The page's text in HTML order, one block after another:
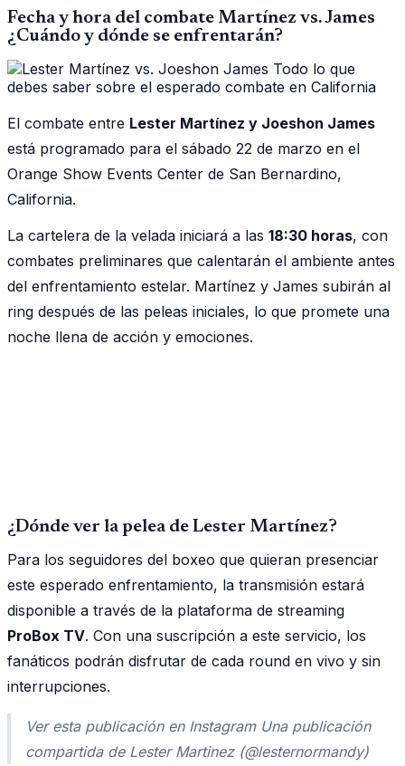
Fecha y hora del combate Martínez vs. James
¿Cuándo y dónde se enfrentarán?
El combate entre Lester Martínez y Joeshon James
está programado para el sábado 22 de marzo en el
Orange Show Events Center de San Bernardino,
California.
La cartelera de la velada iniciará a las 18:30 horas, con
combates preliminares que calentarán el ambiente antes
del enfrentamiento estelar. Martínez y James subirán al
ring después de las peleas iniciales, lo que promete una
noche llena de acción y emociones.
¿Dónde ver la pelea de Lester Martínez?
Para los seguidores del boxeo que quieran presenciar
este esperado enfrentamiento, la transmisión estará
disponible a través de la plataforma de streaming
ProBox TV. Con una suscripción a este servicio, los
fanáticos podrán disfrutar de cada round en vivo y sin
interrupciones.
Ver esta publicación en Instagram Una publicación
compartida de Lester Martinez (@lesternormandy)